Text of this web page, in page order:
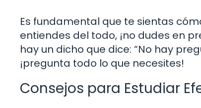
Es fundamental que te sientas
entiendes del todo, ¡no dudes en
hay un dicho que dice: “No hay
¡pregunta todo lo que necesites!
Consejos para Estudiar